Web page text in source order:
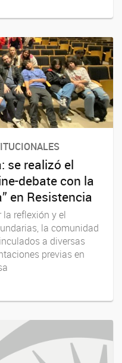
se realizó el
debate con la
en Resistencia
reflexión y el
la comunidad
a diversas
previas en